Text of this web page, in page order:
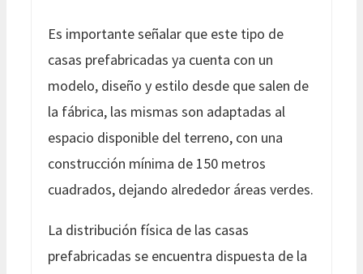
Es importante señalar que este tipo de
casas prefabricadas ya cuenta con un
modelo, diseño y estilo desde que salen de
la fábrica, las mismas son adaptadas al
espacio disponible del terreno, con una
construcción mínima de 150 metros
cuadrados, dejando alrededor áreas verdes.
La distribución física de las casas
prefabricadas se encuentra dispuesta de la